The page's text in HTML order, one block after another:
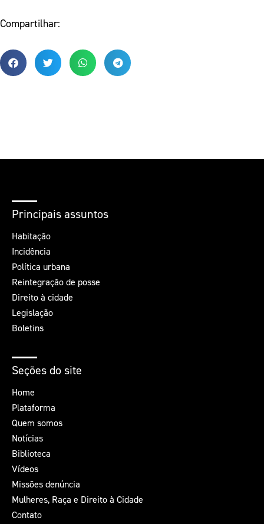
Compartilhar:
Principais assuntos
Habitação
Incidência
Política urbana
Reintegração de posse
Direito à cidade
Legislação
Boletins
Seções do site
Home
Plataforma
Quem somos
Notícias
Biblioteca
Vídeos
Missões denúncia
Mulheres, Raça e Direito à Cidade
Contato